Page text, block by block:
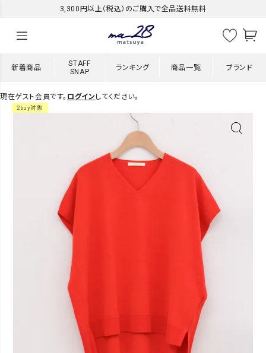
3,300円以上（税込）のご購入で全品送料無料
新着商品
STAFF
SNAP
ランキング 商品一覧 ブランド
現在ゲスト会員です。 ログインしてください。
2buy対象